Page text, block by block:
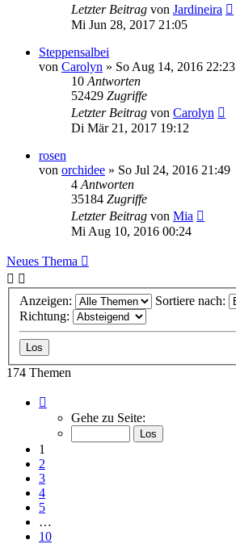
Letzter Beitrag von Jardineira
Mi Jun 28, 2017 21:05
Steppensalbei
von Carolyn » So Aug 14, 2016 22:23
10 Antworten
52429 Zugriffe
Letzter Beitrag von Carolyn
Di Mär 21, 2017 19:12
rosen
von orchidee » So Jul 24, 2016 21:49
4 Antworten
35184 Zugriffe
Letzter Beitrag von Mia
Mi Aug 10, 2016 00:24
Neues Thema
Anzeigen:
Sortiere nach:
Richtung:
174 Themen
von
Gehe zu Seite:
1
2
3
4
5
…
10